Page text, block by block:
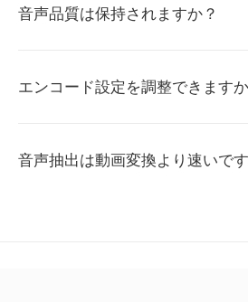
音声品質は保持されますか？
エンコード設定を調整できます
音声抽出は動画変換より速いで